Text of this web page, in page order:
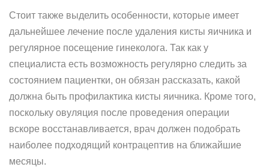
Стоит также выделить особенности, которые имеет
дальнейшее лечение после удаления кисты яичника и
регулярное посещение гинеколога. Так как у
специалиста есть возможность регулярно следить за
состоянием пациентки, он обязан рассказать, какой
должна быть профилактика кисты яичника. Кроме того,
поскольку овуляция после проведения операции
вскоре восстанавливается, врач должен подобрать
наиболее подходящий контрацептив на ближайшие
месяцы.